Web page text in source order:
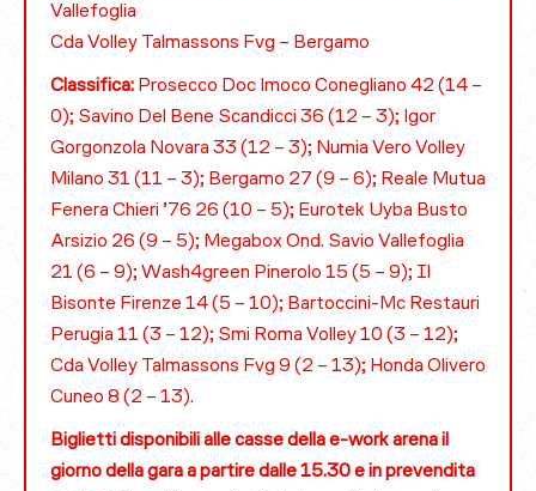
Vallefoglia
Cda Volley Talmassons Fvg – Bergamo
Classifica: Prosecco Doc Imoco Conegliano 42 (14 –
0); Savino Del Bene Scandicci 36 (12 – 3); Igor
Gorgonzola Novara 33 (12 – 3); Numia Vero Volley
Milano 31 (11 – 3); Bergamo 27 (9 – 6); Reale Mutua
Fenera Chieri ’76 26 (10 – 5); Eurotek Uyba Busto
Arsizio 26 (9 – 5); Megabox Ond. Savio Vallefoglia
21 (6 – 9); Wash4green Pinerolo 15 (5 – 9); Il
Bisonte Firenze 14 (5 – 10); Bartoccini-Mc Restauri
Perugia 11 (3 – 12); Smi Roma Volley 10 (3 – 12);
Cda Volley Talmassons Fvg 9 (2 – 13); Honda Olivero
Cuneo 8 (2 – 13).
Biglietti disponibili alle casse della e-work arena il
giorno della gara a partire dalle 15.30 e in prevendita